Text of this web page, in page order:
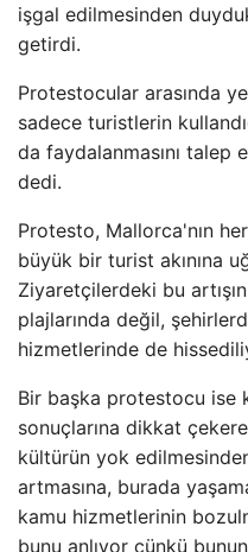
işgal edilmesinden
getirdi.
Protestocular arasında
sadece turistlerin
da faydalanmasını talep
dedi.
Protesto, Mallorca'nın
büyük bir turist akınına
Ziyaretçilerdeki bu
plajlarında değil,
hizmetlerinde de
Bir başka protestocu ise
sonuçlarına dikkat
kültürün yok edilmesinden
artmasına, burada
kamu hizmetlerinin
bunu anlıyor çünkü